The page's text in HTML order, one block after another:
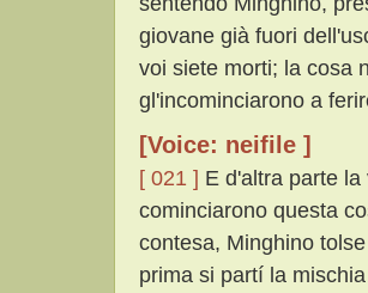
giovane già fuori
voi siete morti; la cosa
gl'incominciarono a
[Voice: neifile ]
[ 021 ] E d'altra parte
cominciarono questa
contesa, Minghino
prima si partí la